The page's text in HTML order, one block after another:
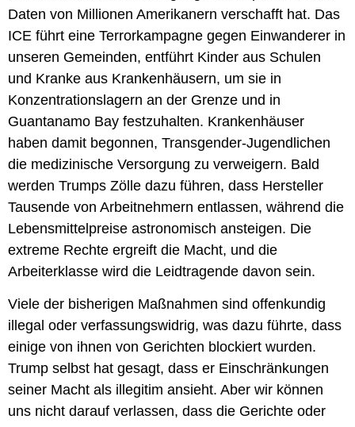
Daten von Millionen Amerikanern verschafft hat. Das
ICE führt eine Terrorkampagne gegen Einwanderer in
unseren Gemeinden, entführt Kinder aus Schulen
und Kranke aus Krankenhäusern, um sie in
Konzentrationslagern an der Grenze und in
Guantanamo Bay festzuhalten. Krankenhäuser
haben damit begonnen, Transgender-Jugendlichen
die medizinische Versorgung zu verweigern. Bald
werden Trumps Zölle dazu führen, dass Hersteller
Tausende von Arbeitnehmern entlassen, während die
Lebensmittelpreise astronomisch ansteigen. Die
extreme Rechte ergreift die Macht, und die
Arbeiterklasse wird die Leidtragende davon sein.
Viele der bisherigen Maßnahmen sind offenkundig
illegal oder verfassungswidrig, was dazu führte, dass
einige von ihnen von Gerichten blockiert wurden.
Trump selbst hat gesagt, dass er Einschränkungen
seiner Macht als illegitim ansieht. Aber wir können
uns nicht darauf verlassen, dass die Gerichte oder